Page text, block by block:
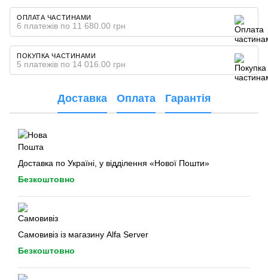
ОПЛАТА ЧАСТИНАМИ
6 платежів по 11 680.00 грн
ПОКУПКА ЧАСТИНАМИ
5 платежів по 14 016.00 грн
Доставка Оплата Гарантія
Доставка по Україні, у відділення «Нової Пошти»
Безкоштовно
Самовивіз із магазину Alfa Server
Безкоштовно